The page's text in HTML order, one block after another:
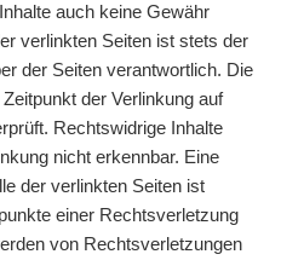
auch keine Gewähr
verlinkten Seiten ist stets der
der Seiten verantwortlich. Die
der Verlinkung auf
Rechtswidrige Inhalte
nicht erkennbar. Eine
der verlinkten Seiten ist
einer Rechtsverletzung
von Rechtsverletzungen